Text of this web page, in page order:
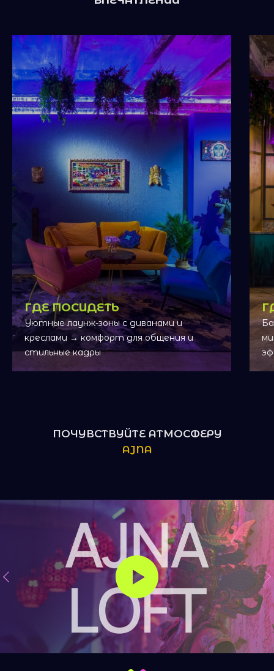
ГДЕ ПОСИДЕТЬ
Уютные лаунж-зоны с диванами и
креслами → комфорт для общения и
стильные кадры
ПОЧУВСТВУЙТЕ АТМОСФЕРУ
AJNA